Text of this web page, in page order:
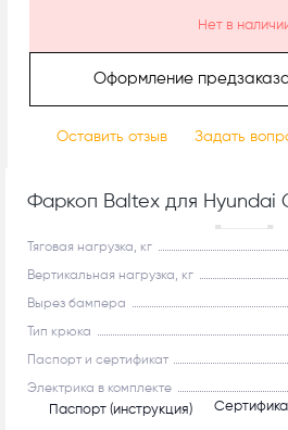
Нет в
Оформление
Оставить отзыв Задать
Фаркоп Baltex для Hyundai
Рекомендуем
Тяговая нагрузка, кг
Вертикальная нагрузка, кг
Вырез бампера
Тип крюка
Паспорт и сертификат
Электрика в комплекте
Паспорт (инструкция)